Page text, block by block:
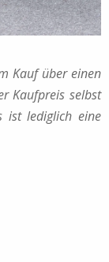
Kauf über einen
Kaufpreis selbst
ist lediglich eine